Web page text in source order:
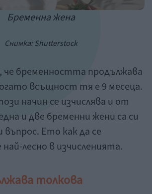
Бременна жена
Снимка: Shutterstock
че бременността продължава
всъщност тя е 9 месеца.
начин се изчислява и от
и две бременни жени са си
въпрос. Ето как да се
лесно в изчисленията.
толкова